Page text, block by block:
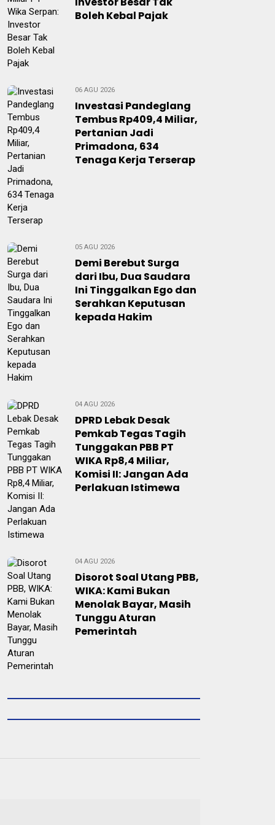
Boleh Kebal Pajak
06 AGU 2026
Investasi Pandeglang
Tembus Rp409,4 Miliar,
Pertanian Jadi
Primadona, 634
Tenaga Kerja Terserap
05 AGU 2026
Demi Berebut Surga
dari Ibu, Dua Saudara
Ini Tinggalkan Ego dan
Serahkan Keputusan
kepada Hakim
04 AGU 2026
DPRD Lebak Desak
Pemkab Tegas Tagih
Tunggakan PBB PT
WIKA Rp8,4 Miliar,
Komisi II: Jangan Ada
Perlakuan Istimewa
04 AGU 2026
Disorot Soal Utang PBB,
WIKA: Kami Bukan
Menolak Bayar, Masih
Tunggu Aturan
Pemerintah